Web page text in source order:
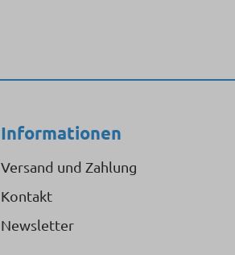
Informationen
Versand und Zahlung
Kontakt
Newsletter